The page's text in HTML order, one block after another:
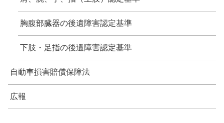
胸腹部臓器の後遺障害認定基準
下肢・足指の後遺障害認定基準
自動車損害賠償保障法
広報